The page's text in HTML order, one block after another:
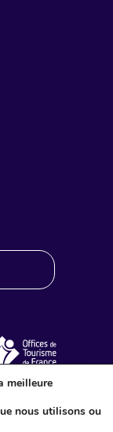
réalisé par
meilleure
nous utilisons ou